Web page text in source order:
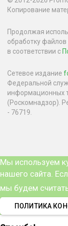
Копирование
Продолжая
обработку файлов
в соответствии с
Сетевое издание
Федеральной
информационных
(Роскомнадзор).
- 76719.
Мы используем
нашего сайта.
мы будем
ПОЛИТИКА